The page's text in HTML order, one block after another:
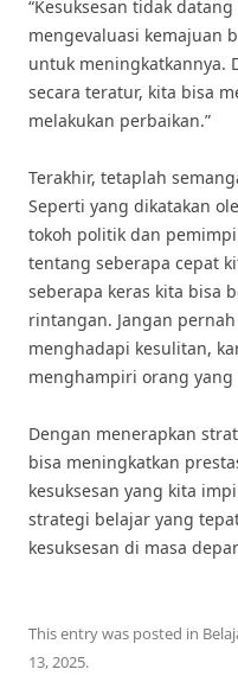
“Kesuksesan tidak
mengevaluasi kemajuan
untuk meningkatkannya.
secara teratur, kita bisa
melakukan perbaikan.”
Terakhir, tetaplah
Seperti yang dikatakan
tokoh politik dan
tentang seberapa cepat
seberapa keras kita bisa
rintangan. Jangan
menghadapi kesulitan,
menghampiri orang yang
Dengan menerapkan
bisa meningkatkan
kesuksesan yang kita
strategi belajar yang
kesuksesan di masa
This entry was posted in
13, 2025.